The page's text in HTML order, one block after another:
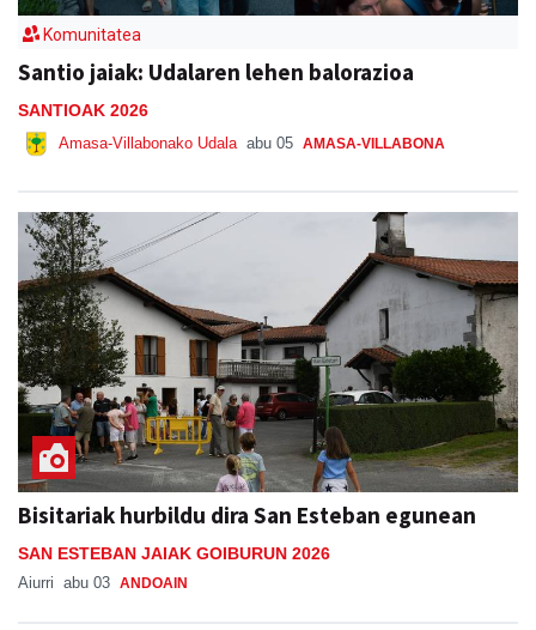
Komunitatea
Santio jaiak: Udalaren lehen balorazioa
SANTIOAK 2026
Amasa-Villabonako Udala abu 05 AMASA-VILLABONA
Bisitariak hurbildu dira San Esteban egunean
SAN ESTEBAN JAIAK GOIBURUN 2026
Aiurri abu 03 ANDOAIN